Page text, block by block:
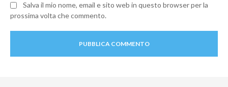
Salva il mio nome, email e sito web in questo browser per la
prossima volta che commento.